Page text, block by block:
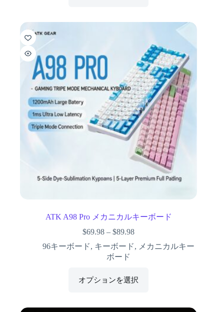
ATK A98 Pro メカニカルキーボード
$69.98 –$89.98
96キーボード, キーボード, メカニカルキー
ボード
オプションを選択